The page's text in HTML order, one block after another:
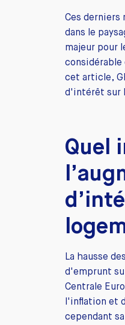
Ces derniers
dans le
majeur pour
cet article,
d'intérêt sur
Quel
La hausse
d'emprunt
Centrale
l'inflation et
cependant